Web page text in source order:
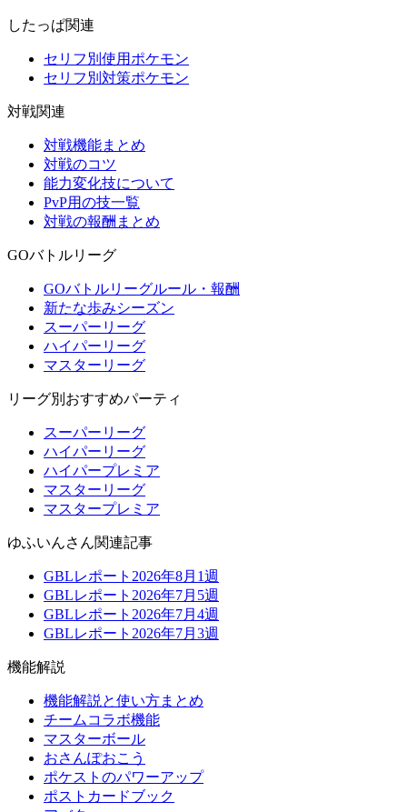
したっぱ関連
セリフ別使用ポケモン
セリフ別対策ポケモン
対戦関連
対戦機能まとめ
対戦のコツ
能力変化技について
PvP用の技一覧
対戦の報酬まとめ
GOバトルリーグ
GOバトルリーグルール・報酬
新たな歩みシーズン
スーパーリーグ
ハイパーリーグ
マスターリーグ
リーグ別おすすめパーティ
スーパーリーグ
ハイパーリーグ
ハイパープレミア
マスターリーグ
マスタープレミア
ゆふいんさん関連記事
GBLレポート2026年8月1週
GBLレポート2026年7月5週
GBLレポート2026年7月4週
GBLレポート2026年7月3週
機能解説
機能解説と使い方まとめ
チームコラボ機能
マスターボール
おさんぽおこう
ポケストのパワーアップ
ポストカードブック